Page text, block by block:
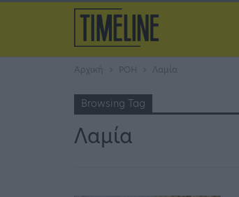
Αρχική ΡΟΗ Λαμία
Browsing Tag
Λαμία